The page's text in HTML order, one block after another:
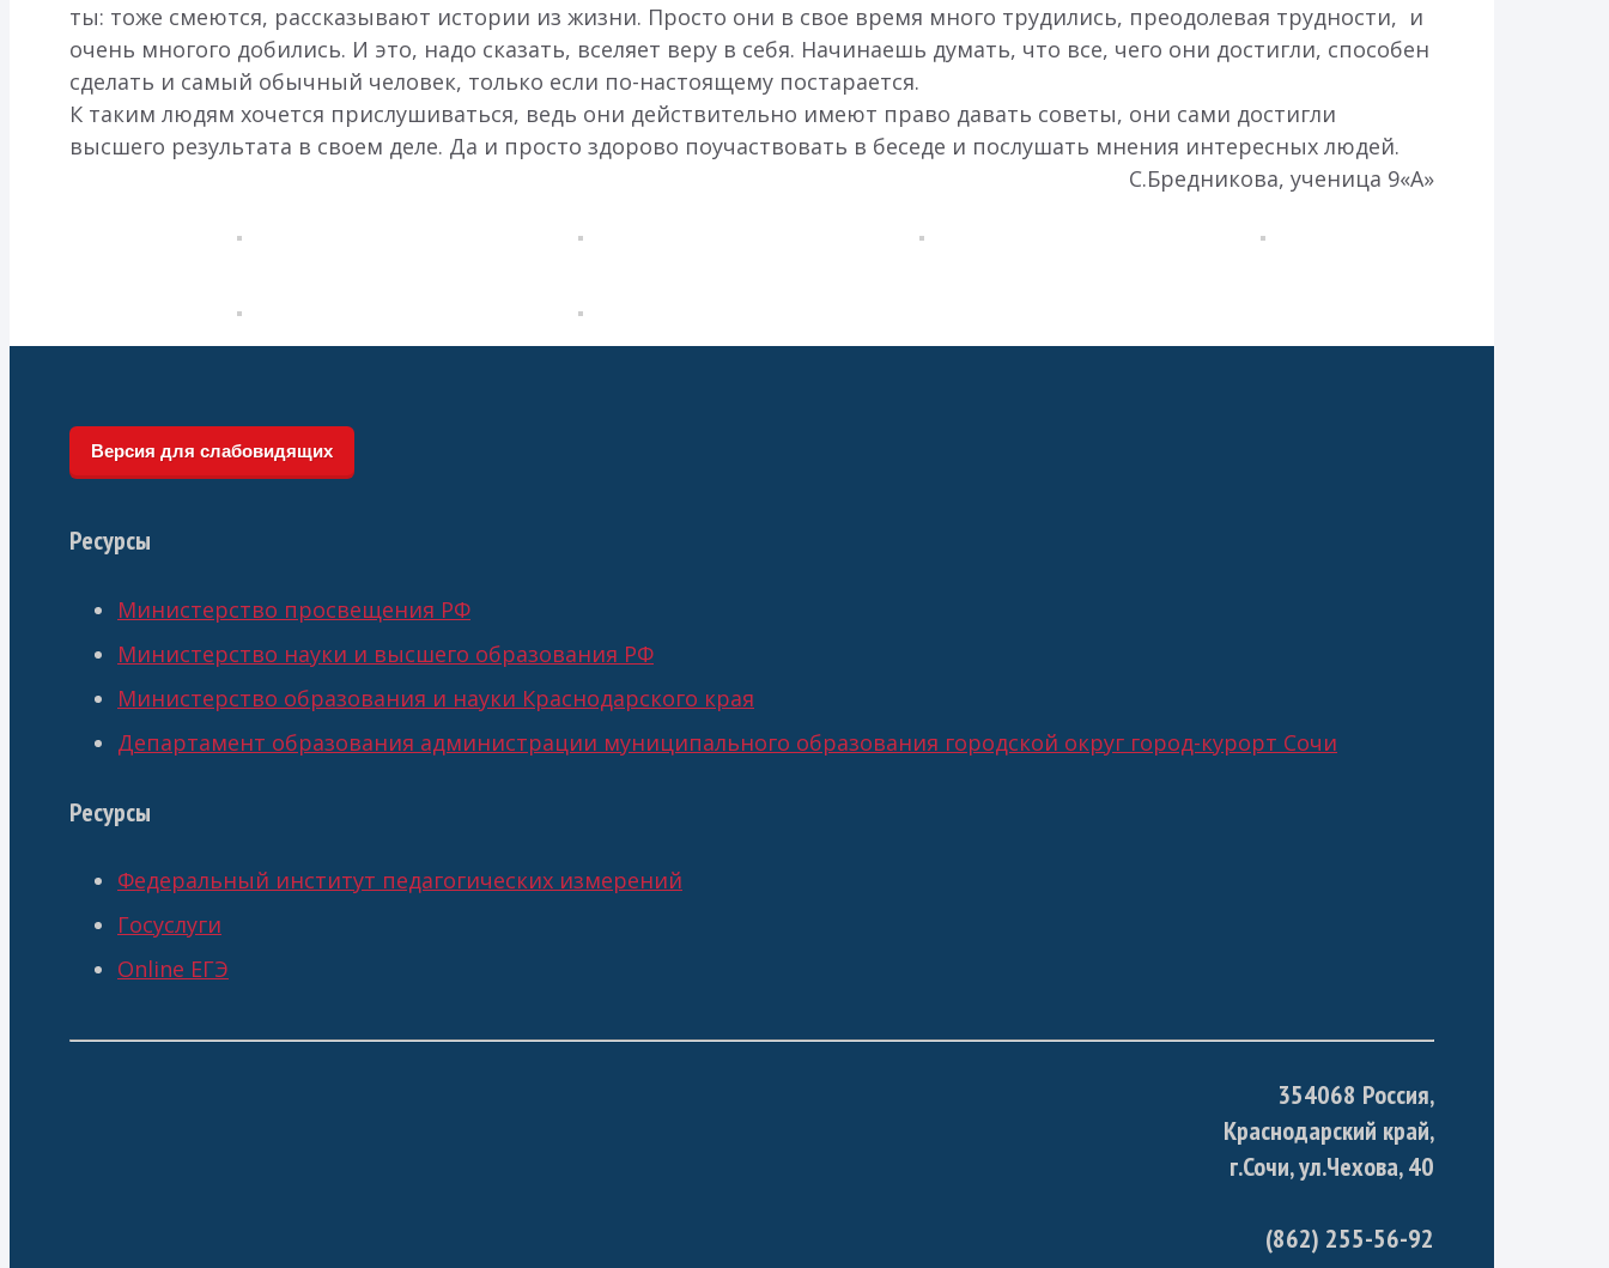
ты: тоже смеются, рассказывают истории из жизни. Просто они в свое время много трудились, преодолевая трудности, и
очень многого добились. И это, надо сказать, вселяет веру в себя. Начинаешь думать, что все, чего они достигли, способен
сделать и самый обычный человек, только если по-настоящему постарается.
К таким людям хочется прислушиваться, ведь они действительно имеют право давать советы, они сами достигли
высшего результата в своем деле. Да и просто здорово поучаствовать в беседе и послушать мнения интересных людей.
С.Бредникова, ученица 9«А»
Версия для слабовидящих
Ресурсы
Министерство просвещения РФ
Министерство науки и высшего образования РФ
Министерство образования и науки Краснодарского края
Департамент образования администрации муниципального образования городской округ город-курорт Сочи
Ресурсы
Федеральный институт педагогических измерений
Госуслуги
Online ЕГЭ
354068 Россия,
Краснодарский край,
г.Сочи, ул.Чехова, 40
(862) 255-56-92